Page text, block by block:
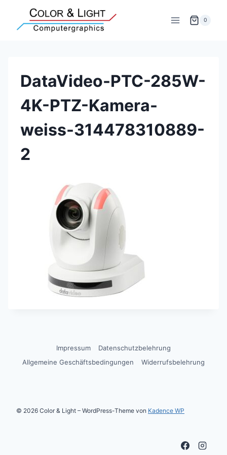
springen
0
DataVideo-PTC-285W-
4K-PTZ-Kamera-
weiss-314478310889-
2
Impressum
Datenschutzbelehrung
Allgemeine Geschäftsbedingungen
Widerrufsbelehrung
© 2026 Color & Light – WordPress-Theme von Kadence WP